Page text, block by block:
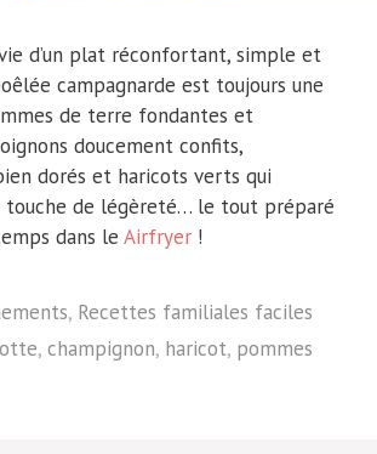
d’un plat réconfortant, simple et
campagnarde est toujours une
de terre fondantes et
doucement confits,
dorés et haricots verts qui
de légèreté… le tout préparé
dans le Airfryer !
, Recettes familiales faciles
,champignon, haricot, pommes